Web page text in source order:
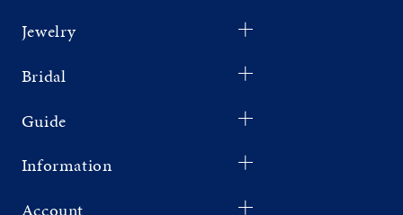
Jewelry
Bridal
Guide
Information
Account